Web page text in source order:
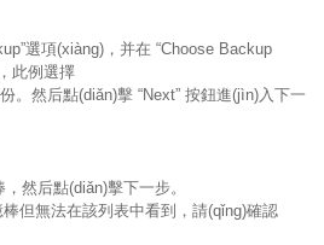
選項(xiàng)，并在 “Choose Backup
此例選擇
。然后點(diǎn)擊 “Next” 按鈕進(jìn)入下一
然后點(diǎn)擊下一步。
但無法在該列表中看到，請(qǐng)確認